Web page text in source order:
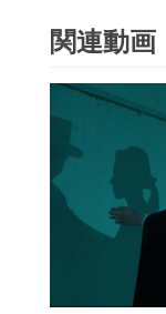
関連動画